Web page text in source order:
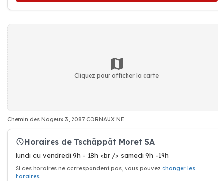
Cliquez pour afficher la carte
Chemin des Nageux 3, 2087 CORNAUX NE
Horaires de Tschäppät Moret SA
lundi au vendredi 9h - 18h <br /> samedi 9h -19h
Si ces horaires ne correspondent pas, vous pouvez changer les
horaires.